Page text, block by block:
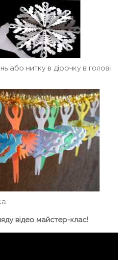
або нитку в дірочку в голові
відео майстер-клас!